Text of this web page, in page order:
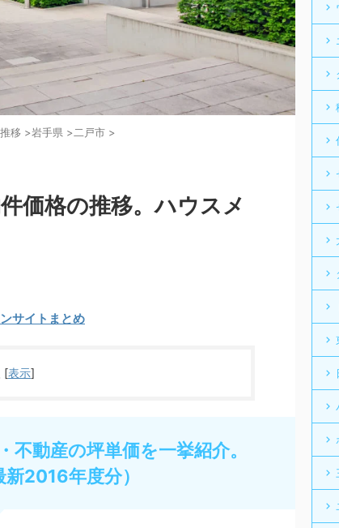
移 >岩手県 >二戸市 >
価格の推移。ハウスメ
サイトまとめ
[表示]
動産の坪単価を一挙紹介。
2016年度分）